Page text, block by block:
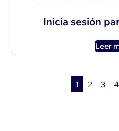
Inicia sesión
Leer
1 2 3 4